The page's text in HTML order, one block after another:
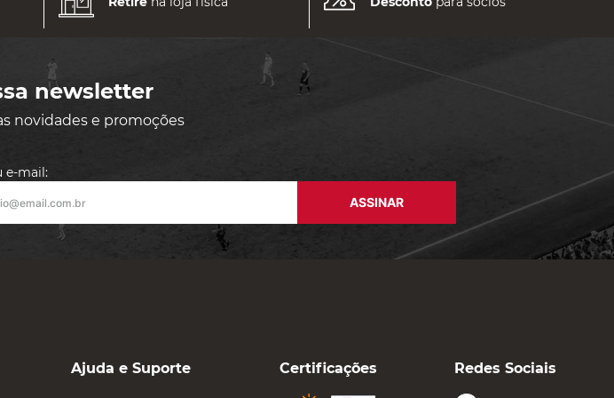
newsletter
novidades e promoções
e-mail:
ASSINAR
Ajuda e Suporte Certificações Redes Sociais